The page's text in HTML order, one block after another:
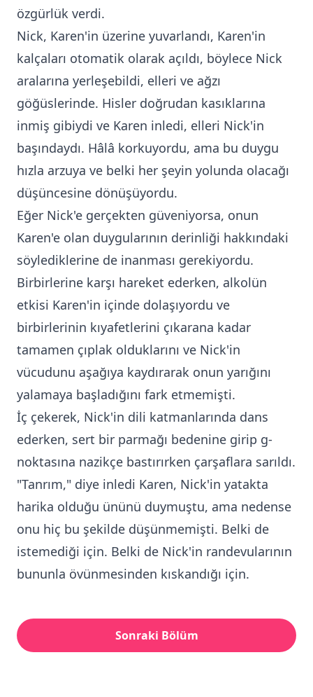
özgürlük verdi.
Nick, Karen'in üzerine yuvarlandı, Karen'in
kalçaları otomatik olarak açıldı, böylece Nick
aralarına yerleşebildi, elleri ve ağzı
göğüslerinde. Hisler doğrudan kasıklarına
inmiş gibiydi ve Karen inledi, elleri Nick'in
başındaydı. Hâlâ korkuyordu, ama bu duygu
hızla arzuya ve belki her şeyin yolunda olacağı
düşüncesine dönüşüyordu.
Eğer Nick'e gerçekten güveniyorsa, onun
Karen'e olan duygularının derinliği hakkındaki
söylediklerine de inanması gerekiyordu.
Birbirlerine karşı hareket ederken, alkolün
etkisi Karen'in içinde dolaşıyordu ve
birbirlerinin kıyafetlerini çıkarana kadar
tamamen çıplak olduklarını ve Nick'in
vücudunu aşağıya kaydırarak onun yarığını
yalamaya başladığını fark etmemişti.
İç çekerek, Nick'in dili katmanlarında dans
ederken, sert bir parmağı bedenine girip g-
noktasına nazikçe bastırırken çarşaflara sarıldı.
"Tanrım," diye inledi Karen, Nick'in yatakta
harika olduğu ününü duymuştu, ama nedense
onu hiç bu şekilde düşünmemişti. Belki de
istemediği için. Belki de Nick'in randevularının
bununla övünmesinden kıskandığı için.
Sonraki Bölüm